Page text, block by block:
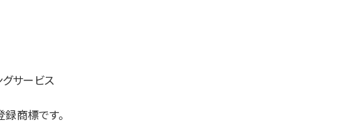
サービス
商標です。